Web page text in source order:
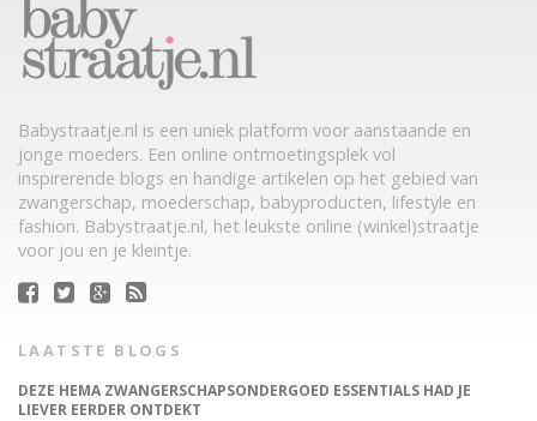
Babystraatje.nl is een uniek platform voor aanstaande en
jonge moeders. Een online ontmoetingsplek vol
inspirerende blogs en handige artikelen op het gebied van
zwangerschap, moederschap, babyproducten, lifestyle en
fashion. Babystraatje.nl, het leukste online (winkel)straatje
voor jou en je kleintje.
LAATSTE BLOGS
DEZE HEMA ZWANGERSCHAPSONDERGOED ESSENTIALS HAD JE
LIEVER EERDER ONTDEKT